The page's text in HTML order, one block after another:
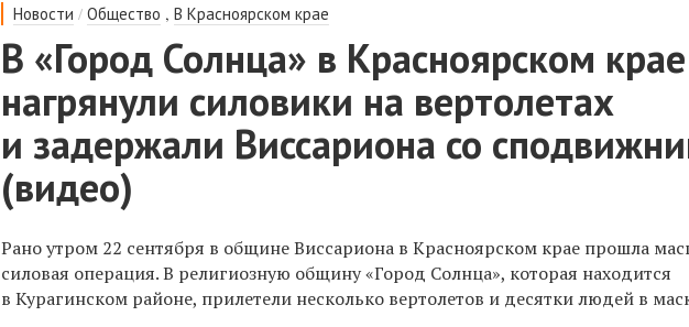
Новости /Общество ,В Красноярском крае
В «Город Солнца» в Красноярском крае
нагрянули силовики на вертолетах
и задержали Виссариона со
(видео)
Рано утром 22 сентября в общине Виссариона в Красноярском крае прошла
силовая операция. В религиозную общину «Город Солнца», которая находится
в Курагинском районе, прилетели несколько вертолетов и десятки людей в